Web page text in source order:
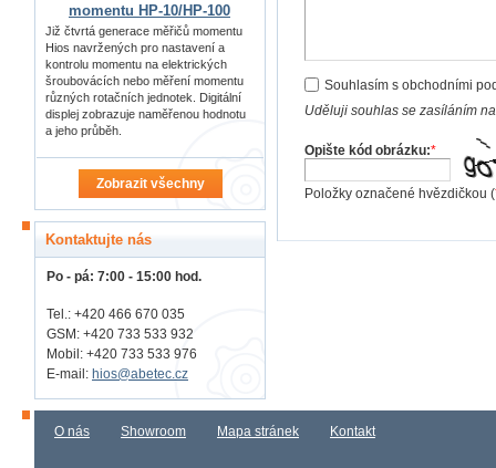
Souhlasím s obchodními
Uděluji souhlas se zasíláním
Opište kód obrázku:*
Položky označené hvězdičkou (
momentu HP-10/HP-100
Již čtvrtá generace měřičů momentu
Hios navržených pro nastavení a
kontrolu momentu na elektrických
šroubovácích nebo měření momentu
různých rotačních jednotek. Digitální
displej zobrazuje naměřenou hodnotu
a jeho průběh.
Zobrazit všechny
Kontaktujte nás
Po - pá: 7:00 - 15:00 hod.
Tel.: +420 466 670 035
GSM: +420 733 533 932
Mobil: +420 733 533 976
E-mail: hios@abetec.cz
O nás Showroom Mapa stránek Kontakt